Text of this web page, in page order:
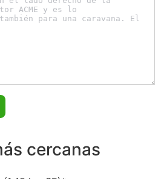
cercanas